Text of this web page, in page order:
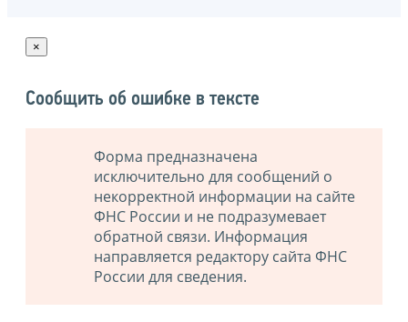
×
Сообщить об ошибке в тексте
Форма предназначена
исключительно для сообщений о
некорректной информации на сайте
ФНС России и не подразумевает
обратной связи. Информация
направляется редактору сайта ФНС
России для сведения.